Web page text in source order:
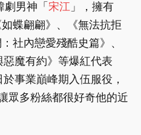
劇男神「 宋江 」，擁有
蝶翩翩》、《無法抗拒
社內戀愛殘酷史篇》、
魔有約》等爆紅代表
事業巔峰期入伍服役，
眾多粉絲都很好奇他的近